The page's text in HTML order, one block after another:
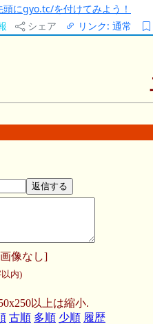
にgyo.tc/を付けてみよう！
シェア リンク: 通常